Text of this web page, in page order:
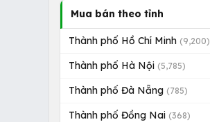
Mua bán theo tỉnh
Thành phố Hồ Chí Minh (9,200)
Thành phố Hà Nội (5,785)
Thành phố Đà Nẵng (785)
Thành phố Đồng Nai (368)